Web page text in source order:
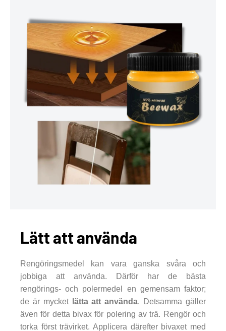
Lätt att använda
Rengöringsmedel kan vara ganska svåra och
jobbiga att använda. Därför har de bästa
rengörings- och polermedel en gemensam faktor;
de är mycket lätta att använda. Detsamma gäller
även för detta bivax för polering av trä. Rengör och
torka först trävirket. Applicera därefter bivaxet med